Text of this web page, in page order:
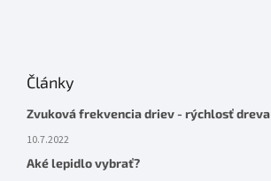
Články
Zvuková frekvencia driev - rýchlosť dreva
10.7.2022
Aké lepidlo vybrať?